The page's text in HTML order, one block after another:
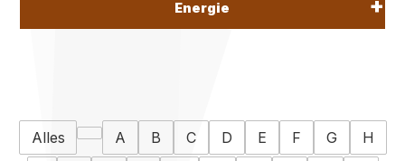
Energie
Alles A B C D E F G
H